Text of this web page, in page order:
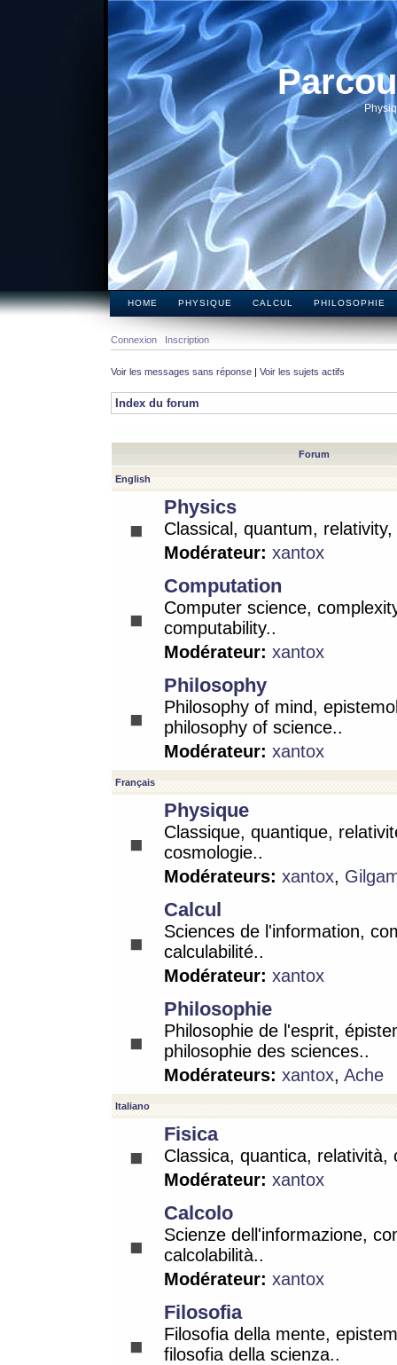
HOME PHYSIQUE CALCUL PHILOSOPHIE
Connexion Inscription
Voir les messages sans réponse | Voir les sujets actifs
Index du forum
Forum
English
Physics
Classical, quantum,
Modérateur: xantox
Computation
Computer science,
computability..
Modérateur: xantox
Philosophy
Philosophy of mind,
philosophy of science..
Modérateur: xantox
Français
Physique
Classique, quantique,
cosmologie..
Modérateurs: xantox,
Calcul
Sciences de l'information,
calculabilité..
Modérateur: xantox
Philosophie
Philosophie de l'esprit,
philosophie des sciences..
Modérateurs: xantox, Ache
Italiano
Fisica
Classica, quantica, relatività,
Modérateur: xantox
Calcolo
Scienze dell'informazione,
calcolabilità..
Modérateur: xantox
Filosofia
Filosofia della mente,
filosofia della scienza..